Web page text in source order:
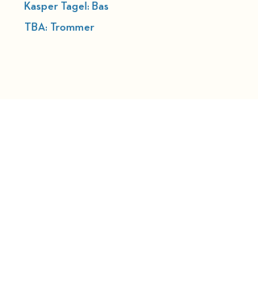
Kasper Tagel: Bas
TBA: Trommer